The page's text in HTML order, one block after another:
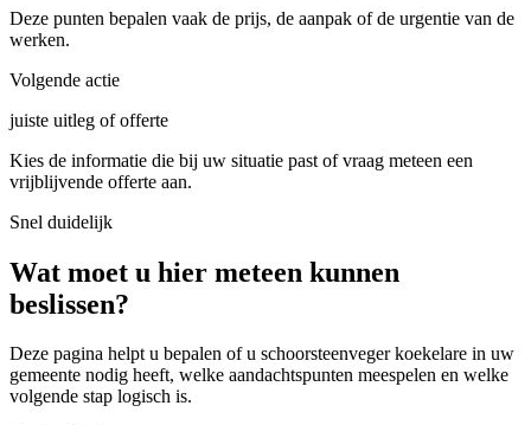
Deze punten bepalen vaak de prijs, de aanpak of de urgentie van de
werken.
Volgende actie
juiste uitleg of offerte
Kies de informatie die bij uw situatie past of vraag meteen een
vrijblijvende offerte aan.
Snel duidelijk
Wat moet u hier meteen kunnen
beslissen?
Deze pagina helpt u bepalen of u schoorsteenveger koekelare in uw
gemeente nodig heeft, welke aandachtspunten meespelen en welke
volgende stap logisch is.